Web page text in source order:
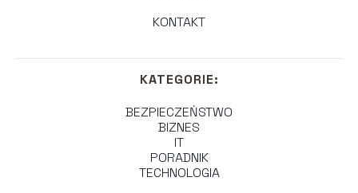
KONTAKT
KATEGORIE:
BEZPIECZEŃSTWO
BIZNES
IT
PORADNIK
TECHNOLOGIA